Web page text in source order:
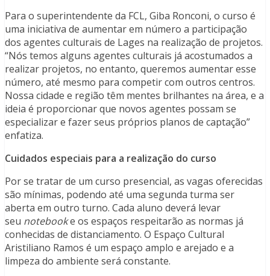
Para o superintendente da FCL, Giba Ronconi, o curso é
uma iniciativa de aumentar em número a participação
dos agentes culturais de Lages na realização de projetos.
“Nós temos alguns agentes culturais já acostumados a
realizar projetos, no entanto, queremos aumentar esse
número, até mesmo para competir com outros centros.
Nossa cidade e região têm mentes brilhantes na área, e a
ideia é proporcionar que novos agentes possam se
especializar e fazer seus próprios planos de captação”
enfatiza.
Cuidados especiais para a realização do curso
Por se tratar de um curso presencial, as vagas oferecidas
são mínimas, podendo até uma segunda turma ser
aberta em outro turno. Cada aluno deverá levar
seu notebooke os espaços respeitarão as normas já
conhecidas de distanciamento. O Espaço Cultural
Aristiliano Ramos é um espaço amplo e arejado e a
limpeza do ambiente será constante.